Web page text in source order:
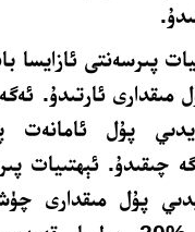
پىرسەنتى ئازايسا
پۇل ئامانەت
چىقىدۇ. ئېھتىيات
پۇل مىقدارى